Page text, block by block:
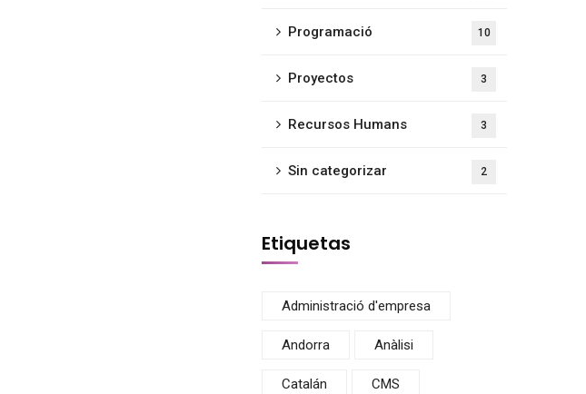
Programació 10
Proyectos 3
Recursos Humans 3
Sin categorizar 2
Etiquetas
Administració d'empresa
Andorra Anàlisi
Catalán CMS